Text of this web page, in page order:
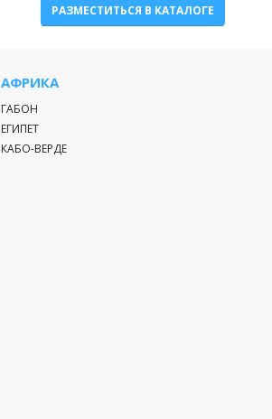
РАЗМЕСТИТЬСЯ В КАТАЛОГЕ
АФРИКА
ГАБОН
ЕГИПЕТ
КАБО-ВЕРДЕ